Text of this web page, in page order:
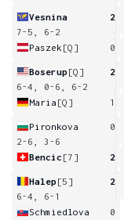
Vesnina
2
7-5, 6-2
Paszek [Q] 0
Boserup [Q]
2
6-4, 0-6, 6-2
Maria [Q] 1
Pironkova
0
2-6, 3-6
Bencic [7] 2
Halep [5]
2
6-4, 6-1
Schmiedlova
0